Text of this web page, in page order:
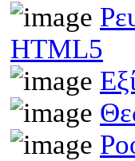
HTML5